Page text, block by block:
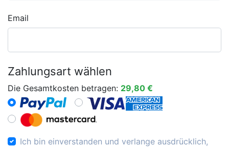
Email
Zahlungsart wählen
Die Gesamtkosten betragen: 29,80 €
Ich bin einverstanden und verlange ausdrücklich,